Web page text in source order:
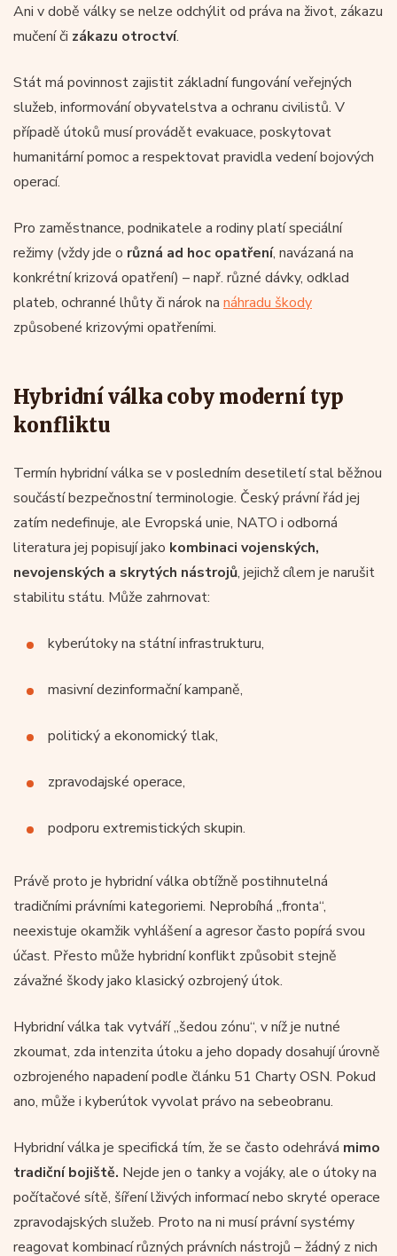
Ani v době války se nelze odchýlit od práva na život, zákazu
mučení či zákazu otroctví.
Stát má povinnost zajistit základní fungování veřejných
služeb, informování obyvatelstva a ochranu civilistů. V
případě útoků musí provádět evakuace, poskytovat
humanitární pomoc a respektovat pravidla vedení bojových
operací.
Pro zaměstnance, podnikatele a rodiny platí speciální
režimy (vždy jde o různá ad hoc opatření, navázaná na
konkrétní krizová opatření) – např. různé dávky, odklad
plateb, ochranné lhůty či nárok na náhradu škody
způsobené krizovými opatřeními.
Hybridní válka coby moderní typ
konfliktu
Termín hybridní válka se v posledním desetiletí stal běžnou
součástí bezpečnostní terminologie. Český právní řád jej
zatím nedefinuje, ale Evropská unie, NATO i odborná
literatura jej popisují jako kombinaci vojenských,
nevojenských a skrytých nástrojů, jejichž cílem je narušit
stabilitu státu. Může zahrnovat:
kyberútoky na státní infrastrukturu,
masivní dezinformační kampaně,
politický a ekonomický tlak,
zpravodajské operace,
podporu extremistických skupin.
Právě proto je hybridní válka obtížně postihnutelná
tradičními právními kategoriemi. Neprobíhá „fronta“,
neexistuje okamžik vyhlášení a agresor často popírá svou
účast. Přesto může hybridní konflikt způsobit stejně
závažné škody jako klasický ozbrojený útok.
Hybridní válka tak vytváří „šedou zónu“, v níž je nutné
zkoumat, zda intenzita útoku a jeho dopady dosahují úrovně
ozbrojeného napadení podle článku 51 Charty OSN. Pokud
ano, může i kyberútok vyvolat právo na sebeobranu.
Hybridní válka je specifická tím, že se často odehrává mimo
tradiční bojiště. Nejde jen o tanky a vojáky, ale o útoky na
počítačové sítě, šíření lživých informací nebo skryté operace
zpravodajských služeb. Proto na ni musí právní systémy
reagovat kombinací různých právních nástrojů – žádný z nich